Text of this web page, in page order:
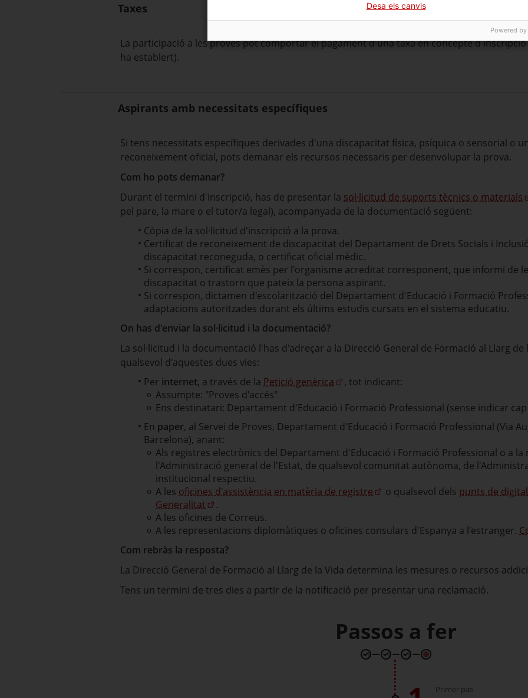
Taxes
La participació a les proves pot comportar el pagament d'una taxa en concepte
ha establert).
Aspirants amb necessitats específiques
Si tens necessitats específiques derivades d'una discapacitat física, psíquica o sensorial o
reconeixement oficial, pots demanar els recursos necessaris per desenvolupar la prova.
Com ho pots demanar?
Durant el termini d'inscripció, has de presentar la sol·licitud de suports tècnics o materials
pel pare, la mare o el tutor/a legal), acompanyada de la documentació següent:
Còpia de la sol·licitud d'inscripció a la prova.
Certificat de reconeixement de discapacitat del Departament de Drets Socials i
discapacitat reconeguda, o certificat oficial mèdic.
Si correspon, certificat emès per l'organisme acreditat corresponent, que informi de
discapacitat o trastorn que pateix la persona aspirant.
Si correspon, dictamen d'escolarització del Departament d'Educació i Formació
adaptacions autoritzades durant els últims estudis cursats en el sistema educatiu.
On has d'enviar la sol·licitud i la documentació?
La sol·licitud i la documentació l'has d'adreçar a la Direcció General de Formació al Llarg
qualsevol d'aquestes dues vies:
Per internet, a través de la Petició genèrica
, tot indicant:
Assumpte: "Proves d'accés"
Ens destinatari: Departament d'Educació i Formació Professional (sense indicar
En paper, al Servei de Proves, Departament d'Educació i Formació Professional (Via
Barcelona), anant:
Als registres electrònics del Departament d'Educació i Formació Professional o a
l'Administració general de l'Estat, de qualsevol comunitat autònoma, de
institucional respectiu.
A les oficines d'assistència en matèria de registre o qualsevol dels punts de
Generalitat
.
A les oficines de Correus.
A les representacions diplomàtiques o oficines consulars d'Espanya a l'estranger.
Com rebràs la resposta?
La Direcció General de Formació al Llarg de la Vida determina les mesures o recursos
Tens un termini de tres dies a partir de la notificació per presentar una reclamació.
Passos a fer
Primer pas
Desa els canvis
Powered by